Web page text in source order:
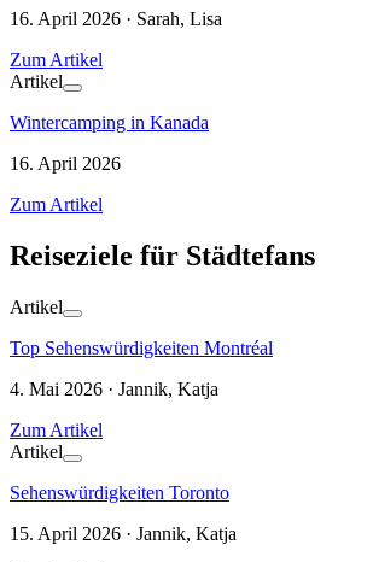
16. April 2026 · Sarah, Lisa
Zum Artikel
Artikel
Wintercamping in Kanada
16. April 2026
Zum Artikel
Reiseziele für Städtefans
Artikel
Top Sehenswürdigkeiten Montréal
4. Mai 2026 · Jannik, Katja
Zum Artikel
Artikel
Sehenswürdigkeiten Toronto
15. April 2026 · Jannik, Katja